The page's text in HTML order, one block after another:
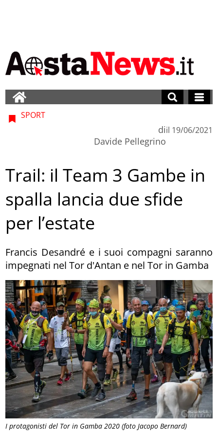
I protagonisti del Tor in Gamba 2020 (foto Jacopo Bernard)
SPORT
di
Davide Pellegrino
il 19/06/2021
Trail: il Team 3 Gambe in
spalla lancia due sfide
per l’estate
Francis Desandré e i suoi compagni saranno
impegnati nel Tor d'Antan e nel Tor in Gamba